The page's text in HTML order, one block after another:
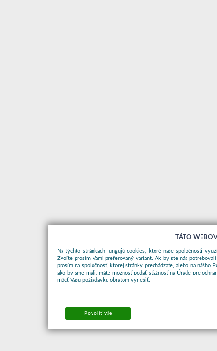
TÁTO
Na týchto stránkach fungujú cookies, ktoré naše spoločnosti
Zvoľte prosím Vami preferovaný variant. Ak by ste nás
prosím na spoločnosť, ktorej stránky prechádzate, alebo na nášho
ako by sme mali, máte možnosť podať sťažnosť na Úrade pre
môcť Vašu požiadavku obratom vyriešiť.
Povoliť vše